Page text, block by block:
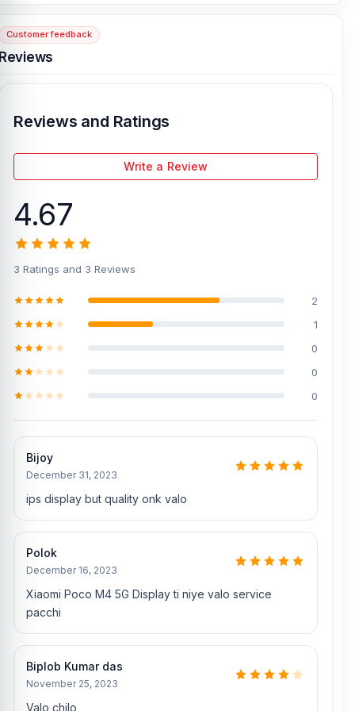
vc_column][/vc_row]
Customer feedback
Reviews and Ratings
Write a Review
4.67
3 Ratings and 3 Reviews
2
1
0
0
0
Bijoy
December 31, 2023
ips display but quality onk valo
Polok
December 16, 2023
Xiaomi Poco M4 5G Display ti niye valo service
pacchi
Biplob Kumar das
November 25, 2023
Valo chilo